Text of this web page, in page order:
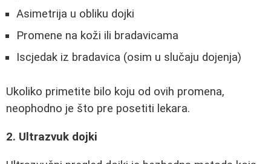
Asimetrija u obliku dojki
Promene na koži ili bradavicama
Iscjedak iz bradavica (osim u slučaju dojenja)
Ukoliko primetite bilo koju od ovih promena,
neophodno je što pre posetiti lekara.
2. Ultrazvuk dojki